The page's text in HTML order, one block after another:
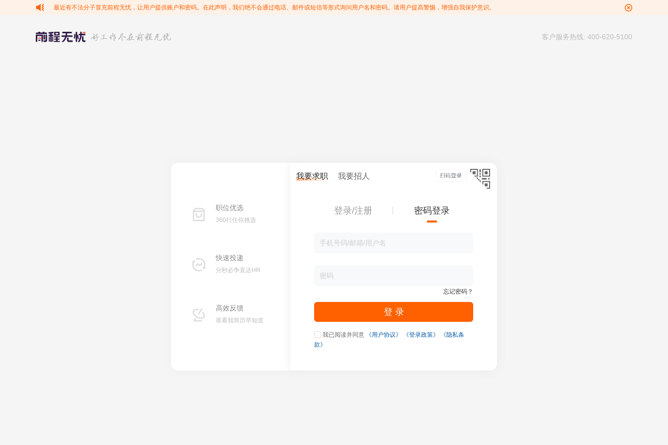
最近有不法分子冒充前程无忧，让用户提供账户和密码。在此声明，我们绝不会通过电话、邮件或短信等形式询问用户名和密码。请用户提高警惕，增强自我保护意识。
客户服务热线: 400-620-5100
职位优选
360行任你挑选
快速投递
分秒必争直达HR
高效反馈
谁看我简历早知道
我要求职 我要招人
登录/注册 密码登录
忘记密码？
登 录
我已阅读并同意 《用户协议》 《登录政策》
《隐私条
款》